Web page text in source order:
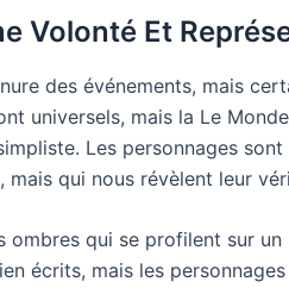
Volonté Et
des événements, mais
universels, mais la Le
Les personnages
qui nous révèlent leur
ombres qui se profilent sur
écrits, mais les